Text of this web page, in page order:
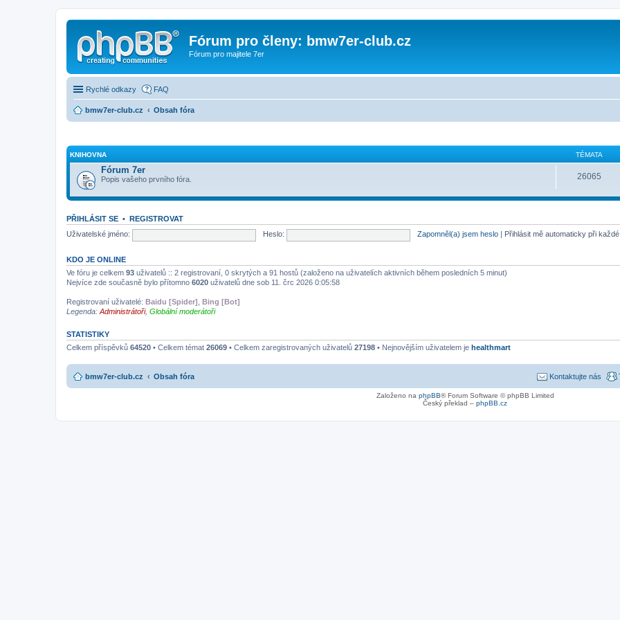
Fórum pro členy: bmw7er-club.cz
Fórum pro majitele 7er
Rychlé odkazy FAQ
bmw7er-club.cz Obsah fóra
KNIHOVNA TÉMATA
Fórum 7er
Popis vašeho prvního fóra. 26065
PŘIHLÁSIT SE • REGISTROVAT
Uživatelské jméno:
Heslo: Zapomněl(a) jsem heslo Přihlásit mě automaticky při
KDO JE ONLINE
Ve fóru je celkem 93 uživatelů :: 2 registrovaní, 0 skrytých a 91 hostů (založeno na uživatelích aktivních během posledních 5 minut)
Nejvíce zde současně bylo přítomno 6020 uživatelů dne sob 11. črc 2026 0:05:58
Registrovaní uživatelé: Baidu [Spider] Bing [Bot]
Legenda: Administrátoři, Globální moderátoři
STATISTIKY
Celkem příspěvků 64520 • Celkem témat 26069 • Celkem zaregistrovaných uživatelů 27198 • Nejnovějším uživatelem je healthmart
bmw7er-club.cz Obsah fóra Kontaktujte nás
Založeno na phpBB® Forum Software © phpBB Limited
Český překlad – phpBB.cz